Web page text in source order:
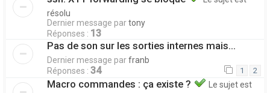
résolu
Dernier message partony
Réponses : 13
Pas de son sur les sorties internes mais...
Dernier message parfranb
Réponses : 34 1 2
Macro commandes : ça existe ?
Le sujet est